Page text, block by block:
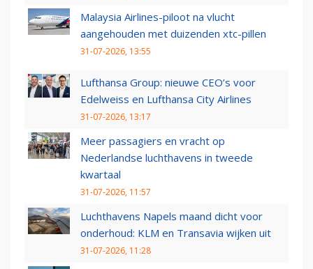
Malaysia Airlines-piloot na vlucht
aangehouden met duizenden xtc-pillen
31-07-2026, 13:55
Lufthansa Group: nieuwe CEO’s voor
Edelweiss en Lufthansa City Airlines
31-07-2026, 13:17
Meer passagiers en vracht op
Nederlandse luchthavens in tweede
kwartaal
31-07-2026, 11:57
Luchthavens Napels maand dicht voor
onderhoud: KLM en Transavia wijken uit
31-07-2026, 11:28